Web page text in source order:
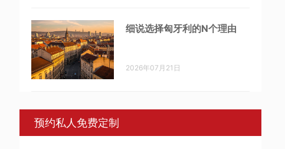
细说选择匈牙利的N个理由
2026年07月21日
预约私人免费定制